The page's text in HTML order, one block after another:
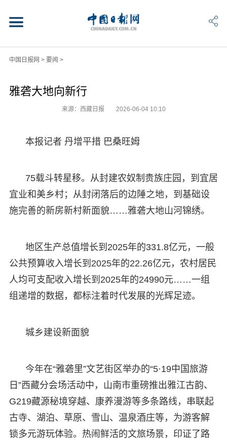
中国日报网 > 要闻 >
雅砻大地向新行
来源：西藏日报 2026-06-04 10:10
本报记者 丹增平措 巴桑旺姆
75载斗转星移。从封建农奴制贵族庄园，到宜居
宜业和美乡村；从封闭落后的边陲之地，到基础设
施完善的新房新村新面貌……雅砻大地山河锦绣。
地区生产总值增长到2025年的331.8亿元，一般
公共预算收入增长到2025年的22.26亿元，农村居民
人均可支配收入增长到2025年的24990元……一组
组递增的数据，都标注着时代发展的光辉足迹。
城乡建设新面貌
今年在“雅砻里”文艺街区举办的“5·19中国旅游
日”西藏分会场活动中，山南市重磅推出雅江古韵、
G219藏源秘境穿越、康养漫游等多条路线，串联起
古寺、湖泊、草原、雪山、温泉酒庄等，为游客解
锁多元游玩体验。热闹鲜活的文旅场景，印证了路